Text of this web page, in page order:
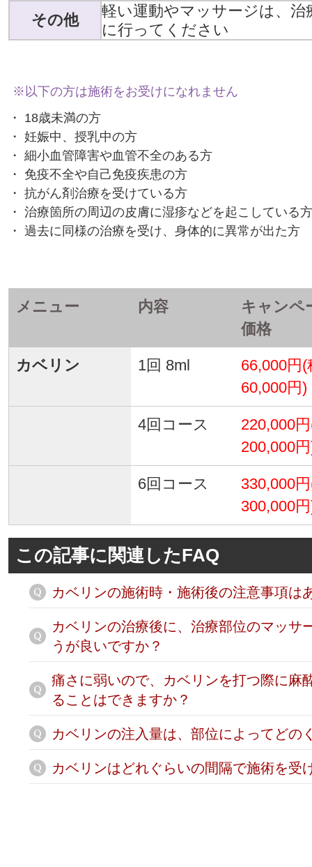
その他
軽い運動やマッサージは、
に行ってください
※以下の方は施術をお受けになれません
・ 18歳未満の方
・ 妊娠中、授乳中の方
・ 細小血管障害や血管不全のある方
・ 免疫不全や自己免疫疾患の方
・ 抗がん剤治療を受けている方
・ 治療箇所の周辺の皮膚に湿疹などを起こしている方
・ 過去に同様の治療を受け、身体的に異常が出た方
メニュー 内容
キャンペ
価格
カベリン 1回 8ml
66,000円(
60,000円)
4回コース
220,000
200,000
6回コース
330,000
300,000
この記事に関連したFAQ
カベリンの施術時・施術後の注意事項は
カベリンの治療後に、治療部位のマッサ
うが良いですか？
痛さに弱いので、カベリンを打つ際に麻
ることはできますか？
カベリンの注入量は、部位によってどの
カベリンはどれぐらいの間隔で施術を受